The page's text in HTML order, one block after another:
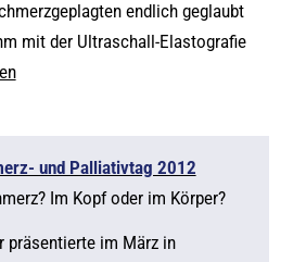
endlich geglaubt
mit der Ultraschall-Elastografie
und Palliativtag 2012
Im Kopf oder im Körper?
präsentierte im März in